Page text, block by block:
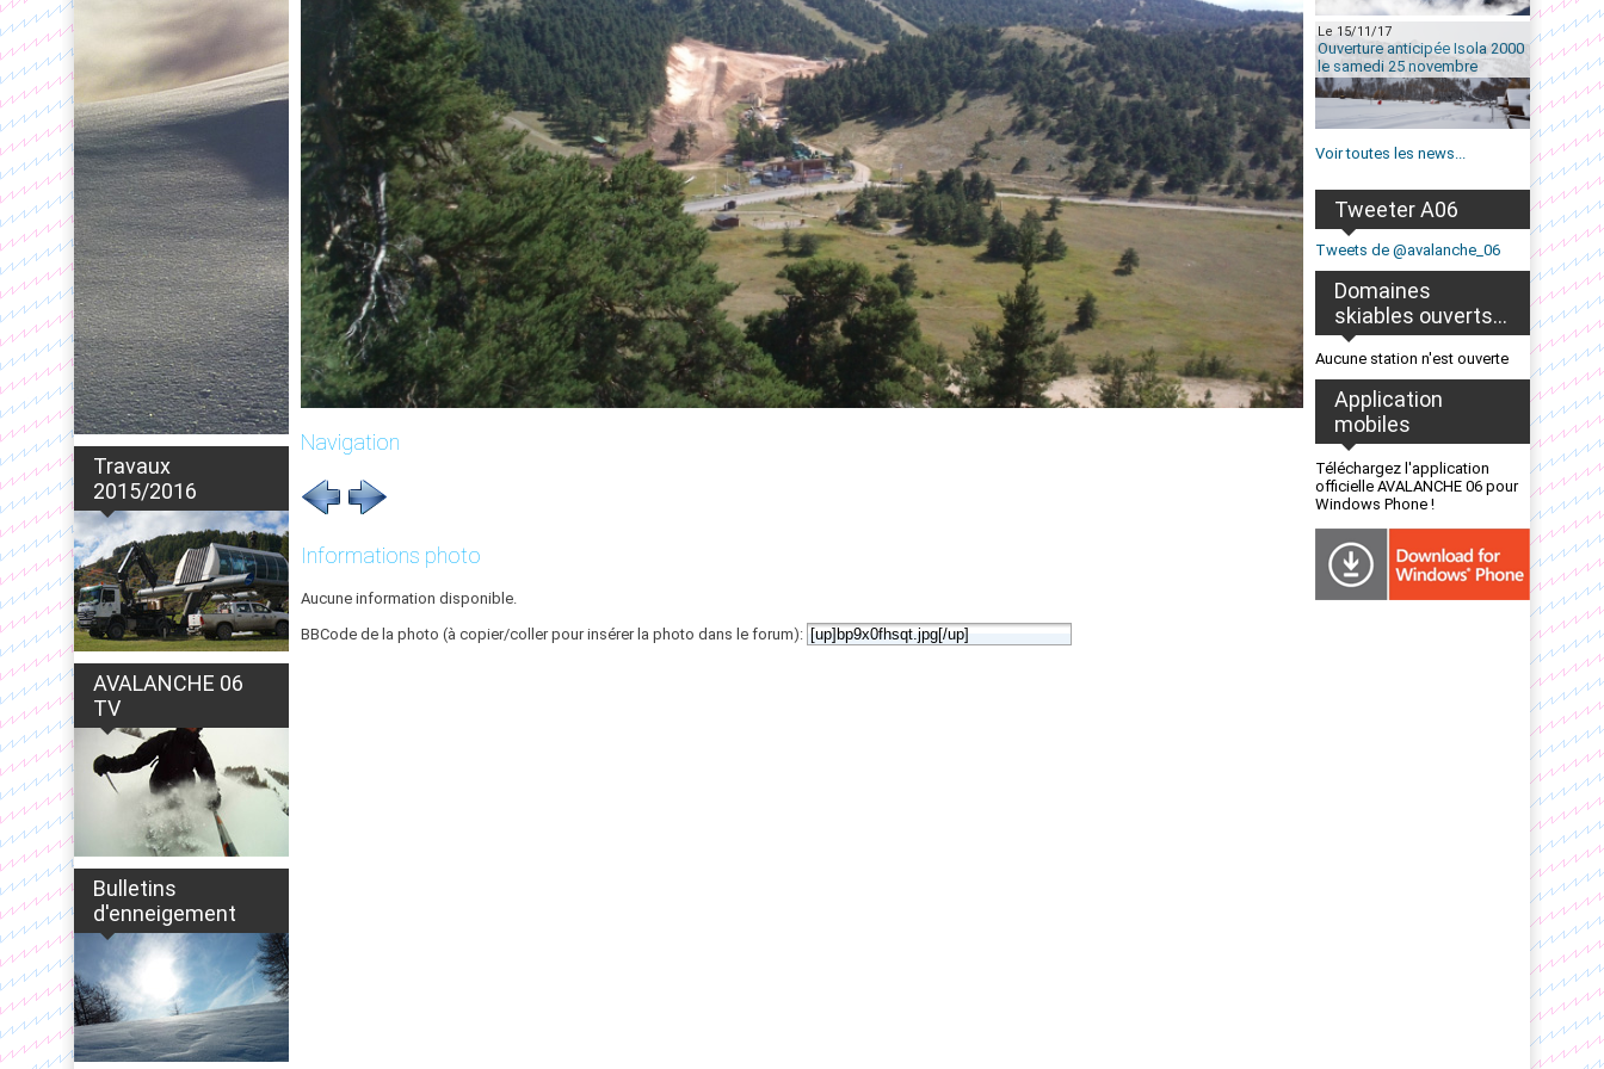
Travaux
2015/2016
AVALANCHE 06
TV
Bulletins
d'enneigement
Navigation
Informations photo
Aucune information disponible.
BBCode de la photo (à copier/coller pour insérer la photo dans le forum):
Le 15/11/17
Ouverture anticipée Isola 2000
le samedi 25 novembre
Voir toutes les news...
Tweeter A06
Tweets de @avalanche_06
Domaines
skiables ouverts...
Aucune station n'est ouverte
Application
mobiles
Téléchargez l'application
officielle AVALANCHE 06 pour
Windows Phone !